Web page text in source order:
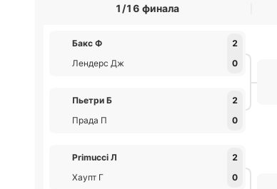
1/16 финала
Бакс Ф
2
Лендерс Дж
0
Пьетри Б
2
Прада П
0
Primucci Л
2
Хаупт Г
0